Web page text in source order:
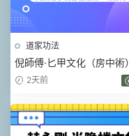
道家功法
倪師傅·匕甲文化（房中術
頻+課件
2天前